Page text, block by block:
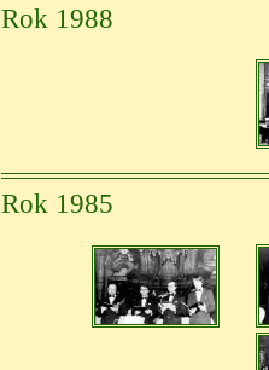
Rok 1988
Rok 1985